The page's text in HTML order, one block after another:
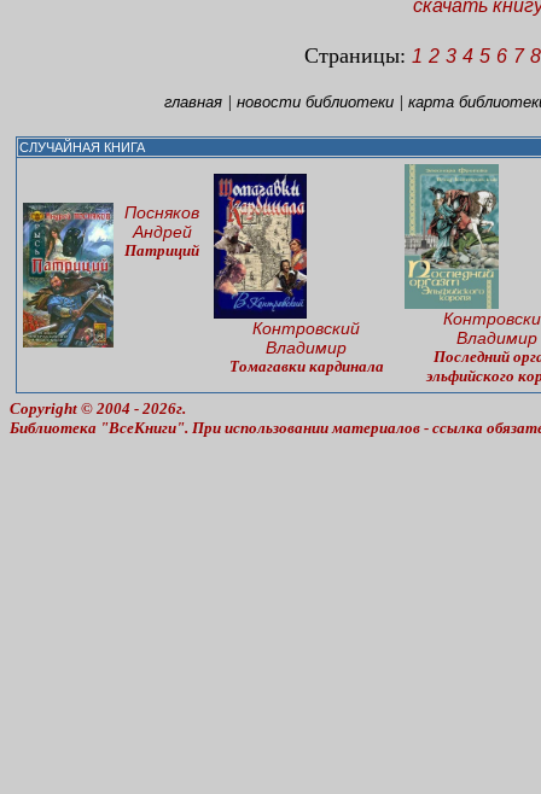
скачать
Страницы: 1 2 3 4 5 6 7 8
главная| новости библиотеки| карта
СЛУЧАЙНАЯ КНИГА
Посняков
Андрей
Патриций
Контровский
Владимир
Томагавки кардинала
Владимир
Последний
эльфийского
Copyright © 2004 - 2026г.
Библиотека "ВсеКниги". При использовании материалов - ссылка